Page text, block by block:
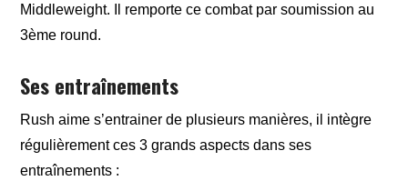
Middleweight. Il remporte ce combat par soumission au
3ème round.
Ses entraînements
Rush aime s’entrainer de plusieurs manières, il intègre
régulièrement ces 3 grands aspects dans ses
entraînements :